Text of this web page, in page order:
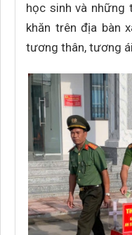
học sinh và những
khăn trên địa bàn
tương thân, tương